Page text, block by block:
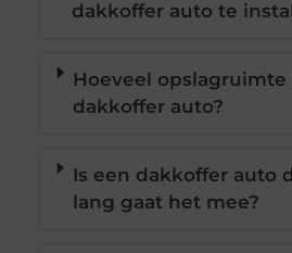
dakkoffer auto te
Hoeveel
dakkoffer auto?
Is een dakkoffer auto
lang gaat het mee?